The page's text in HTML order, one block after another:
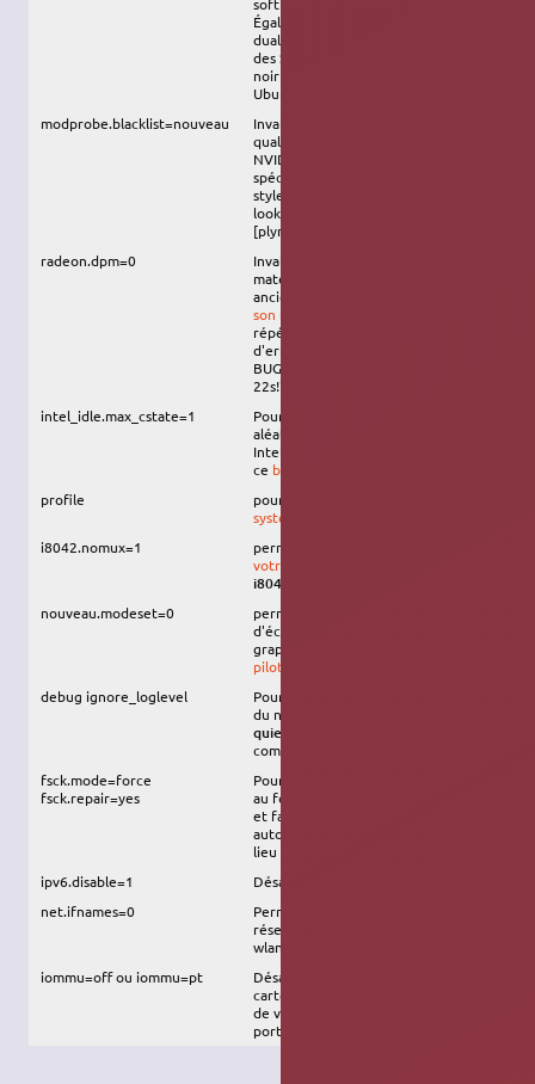
Également utile dans le cas d'un
dualboot avec démarrage aléatoire
des Système d'exploitation et écran
noir après grub (soit Windows soit
Ubuntu).
modprobe.blacklist=nouveau
Invalider les pilotes libres de haute
qualité pour les cartes graphiques
NVIDIA (portable MSI GL62)
spécialement en cas d'erreur de ce
style NMI watchdog: BUG: soft
lookup - CPU#N stuck for 22s!
[plymouthd:
radeon.dpm=0
Invalider la Gestion dynamique
matérielle pour les cartes RADEON
anciennes sinon
son temps à rebooter
répétitif spécialement en cas
d'erreur de ce style "NMI watchdog:
BUG: soft lookup - CPU#N stuck for
22s!"
intel_idle.max_cstate=1
Pour les processeurs qui se bloquent
aléatoirement avec carte graphique
Intel Bay Trail. Afin de contourner
ce bug
profile
pour
système
i8042.nomux=1
permet de résoudre des
votre touchpad
i8042.reset=1
nouveau.modeset=0
permet de résoudre les problèmes
d'écran noir avec les cartes
graphiques nvidia qui utilisent
pilote libre
debug ignore_loglevel
Pour tracer le démarrage et l'arrêt
du noyau. A mettre à la place de
quiet splash
commande
fsck.mode=force
fsck.repair=yes
Pour contrôler l'état des partitions
au format EXT4 à chaque démarrage
et faire les réparations graves
automatiquement si nécessaire au
lieu des réparations superficielles
ipv6.disable=1
Désactive l'ip version 6
net.ifnames=0
Permet de nommée les interfaces
réseau de façon standard (ethx,
wlanx)
iommu=off ou iommu=pt
Désactive l'iommu de certaines
cartes nvme qui empêche de sortir
de veille. L'option
portable désactive le wifi.